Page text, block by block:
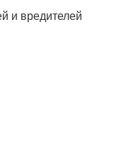
и вредителей